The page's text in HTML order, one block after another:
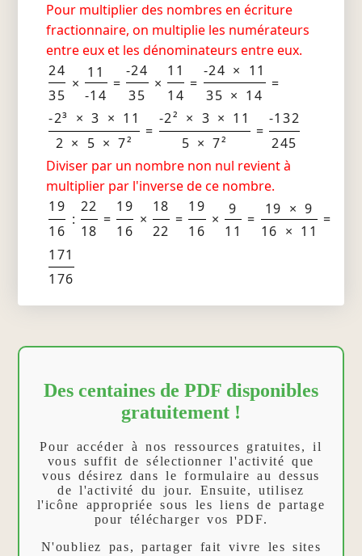
Pour multiplier des nombres en écriture
fractionnaire, on multiplie les numérateurs
entre eux et les dénominateurs entre eux.
24
35
×
11
-14
=
-24
35
×
11
14
=
-24 × 11
35 × 14
=
-2³ × 3 × 11
2 × 5 × 7²
=
-2² × 3 × 11
5 × 7²
=
-132
245
Diviser par un nombre non nul revient à
multiplier par l'inverse de ce nombre.
19
16
:
22
18
=
19
16
×
18
22
=
19
16
×
9
11
=
19 × 9
16 × 11
=
171
176
Des centaines de PDF disponibles
gratuitement !
Pour accéder à nos ressources gratuites, il
vous suffit de sélectionner l'activité que
vous désirez dans le formulaire au dessus
de l'activité du jour. Ensuite, utilisez
l'icône appropriée sous les liens de partage
pour télécharger vos PDF.
N'oubliez pas, partager fait vivre les sites